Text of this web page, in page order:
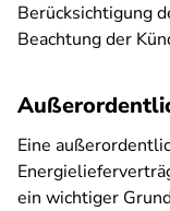
Berücksichtigung
Beachtung der
Eine
ein wichtiger